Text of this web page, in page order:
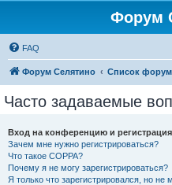
Форум
FAQ
Форум Селятино Список
Часто задаваемые
Вход на конференцию и регистрация
Зачем мне нужно регистрироваться?
Что такое COPPA?
Почему я не могу зарегистрироваться?
Я только что зарегистрировался, но не